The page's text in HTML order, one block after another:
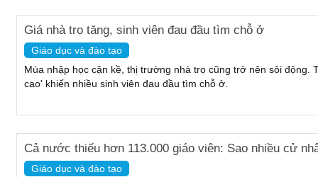
Giá nhà trọ tăng, sinh viên đau đầu tìm chỗ ở
Giáo dục và đào tạo
Mùa nhập học cận kề, thị trường nhà trọ cũng trở nên sôi động.
cao' khiến nhiều sinh viên đau đầu tìm chỗ ở.
Cả nước thiếu hơn 113.000 giáo viên: Sao nhiều cử
Giáo dục và đào tạo